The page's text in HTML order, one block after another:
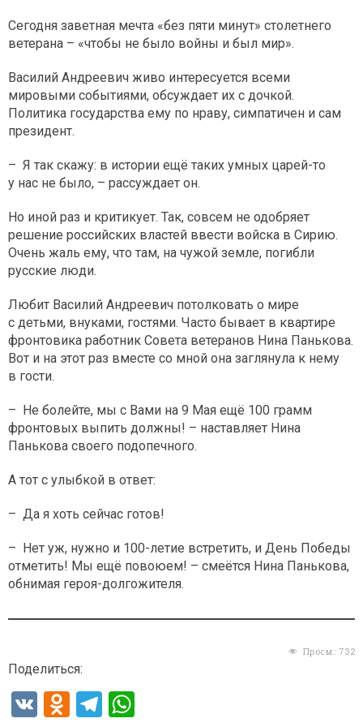
Сегодня заветная мечта «без пяти минут» столетнего
ветерана – «чтобы не было войны и был мир».
Василий Андреевич живо интересуется всеми
мировыми событиями, обсуждает их с дочкой.
Политика государства ему по нраву, симпатичен и сам
президент.
– Я так скажу: в истории ещё таких умных царей-то
у нас не было, – рассуждает он.
Но иной раз и критикует. Так, совсем не одобряет
решение российских властей ввести войска в Сирию.
Очень жаль ему, что там, на чужой земле, погибли
русские люди.
Любит Василий Андреевич потолковать о мире
с детьми, внуками, гостями. Часто бывает в квартире
фронтовика работник Совета ветеранов Нина Панькова.
Вот и на этот раз вместе со мной она заглянула к нему
в гости.
– Не болейте, мы с Вами на 9 Мая ещё 100 грамм
фронтовых выпить должны! – наставляет Нина
Панькова своего подопечного.
А тот с улыбкой в ответ:
– Да я хоть сейчас готов!
– Нет уж, нужно и 100-летие встретить, и День Победы
отметить! Мы ещё повоюем! – смеётся Нина Панькова,
обнимая героя-долгожителя.
Просм.: 732
Поделиться:
V
O
T